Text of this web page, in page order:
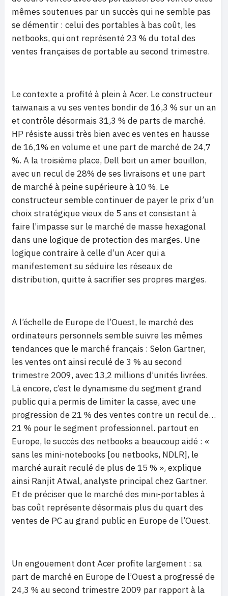
mêmes soutenues par un succès qui ne semble pas
se démentir : celui des portables à bas coût, les
netbooks, qui ont représenté 23 % du total des
ventes françaises de portable au second trimestre.
Le contexte a profité à plein à Acer. Le constructeur
taiwanais a vu ses ventes bondir de 16,3 % sur un an
et contrôle désormais 31,3 % de parts de marché.
HP résiste aussi très bien avec es ventes en hausse
de 16,1% en volume et une part de marché de 24,7
%. A la troisième place, Dell boit un amer bouillon,
avec un recul de 28% de ses livraisons et une part
de marché à peine supérieure à 10 %. Le
constructeur semble continuer de payer le prix d’un
choix stratégique vieux de 5 ans et consistant à
faire l’impasse sur le marché de masse hexagonal
dans une logique de protection des marges. Une
logique contraire à celle d’un Acer qui a
manifestement su séduire les réseaux de
distribution, quitte à sacrifier ses propres marges.
A l’échelle de Europe de l’Ouest, le marché des
ordinateurs personnels semble suivre les mêmes
tendances que le marché français : Selon Gartner,
les ventes ont ainsi reculé de 3 % au second
trimestre 2009, avec 13,2 millions d’unités livrées.
Là encore, c’est le dynamisme du segment grand
public qui a permis de limiter la casse, avec une
progression de 21 % des ventes contre un recul de…
21 % pour le segment professionnel. partout en
Europe, le succès des netbooks a beaucoup aidé : «
sans les mini-notebooks [ou netbooks, NDLR], le
marché aurait reculé de plus de 15 % », explique
ainsi Ranjit Atwal, analyste principal chez Gartner.
Et de préciser que le marché des mini-portables à
bas coût représente désormais plus du quart des
ventes de PC au grand public en Europe de l’Ouest.
Un engouement dont Acer profite largement : sa
part de marché en Europe de l’Ouest a progressé de
24,3 % au second trimestre 2009 par rapport à la